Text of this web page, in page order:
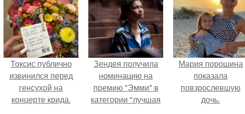
Токсис публично
извинился перед
генсухой на
концерте крида.
Зендея получила
номинацию на
премию "Эмми" в
категории "лучшая
Мария порошина
показала
повзрослевшую
дочь.